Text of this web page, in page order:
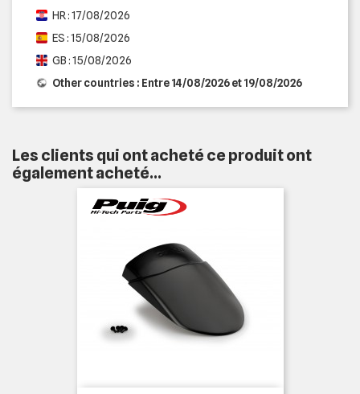
HR : 17/08/2026
ES : 15/08/2026
GB : 15/08/2026
Other countries : Entre 14/08/2026 et 19/08/2026
Les clients qui ont acheté ce produit ont
également acheté...